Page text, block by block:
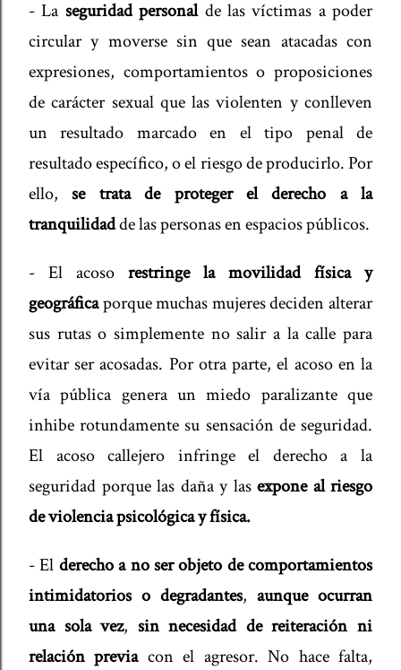
- La seguridad personal de las víctimas a poder
circular y moverse sin que sean atacadas con
expresiones, comportamientos o proposiciones
de carácter sexual que las violenten y conlleven
un resultado marcado en el tipo penal de
resultado específico, o el riesgo de producirlo. Por
ello,se trata de proteger el derecho a la
tranquilidadde las personas en espacios públicos.
- El acoso restringe la movilidad física y
geográficaporque muchas mujeres deciden alterar
sus rutas o simplemente no salir a la calle para
evitar ser acosadas. Por otra parte, el acoso en la
vía pública genera un miedo paralizante que
inhibe rotundamente su sensación de seguridad.
El acoso callejero infringe el derecho a la
seguridad porque las daña y las expone al riesgo
de violencia psicológica y física.
- El derecho a no ser objeto de comportamientos
intimidatorios o degradantes, aunque ocurran
una sola vez, sin necesidad de reiteración ni
relación previa con el agresor. No hace falta,